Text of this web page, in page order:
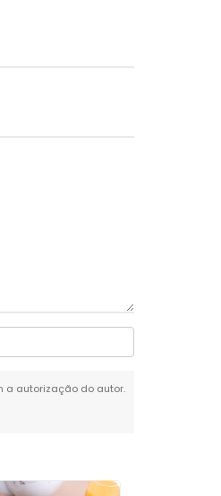
a autorização do autor.